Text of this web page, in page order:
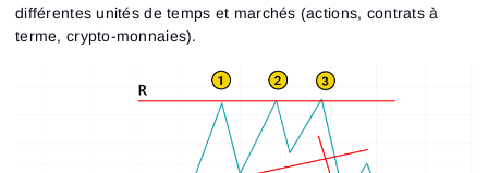
différentes unités de temps et marchés (actions, contrats à
terme, crypto-monnaies).